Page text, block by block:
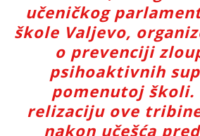
učeničkog
škole Valjevo,
o prevenciji
psihoaktivnih
pomenutoj školi.
relizaciju ove
nakon učešća